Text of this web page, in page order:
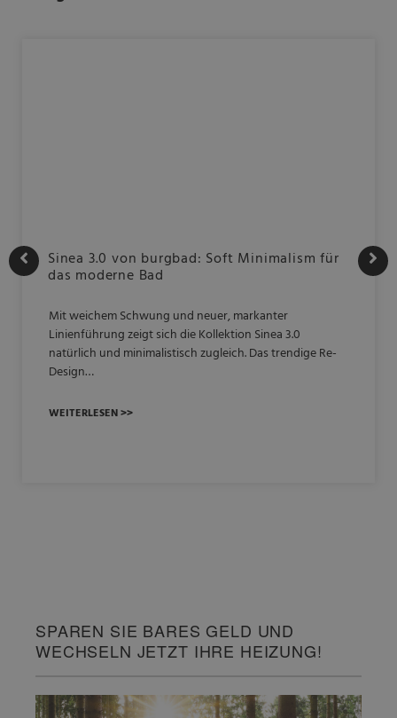
Sinea 3.0 von burgbad: Soft Minimalism für
das moderne Bad
Mit weichem Schwung und neuer, markanter
Linienführung zeigt sich die Kollektion Sinea 3.0
natürlich und minimalistisch zugleich. Das trendige Re-
Design…
WEITERLESEN >>
SPAREN SIE BARES GELD UND
WECHSELN JETZT IHRE HEIZUNG!